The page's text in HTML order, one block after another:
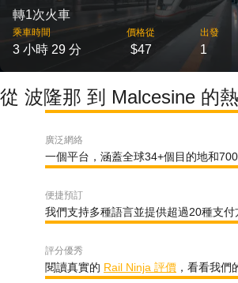
轉1次火車
乘車時間
3 小時 29 分
價格從
$47
出發
1
從 波隆那 到 Malcesine 的
廣泛網絡
一個平台，涵蓋全球34+個目的地和
便捷預訂
我們支持多種語言並提供超過20種支付
評分優秀
閱讀真實的 Rail Ninja 評價 ，看看我們